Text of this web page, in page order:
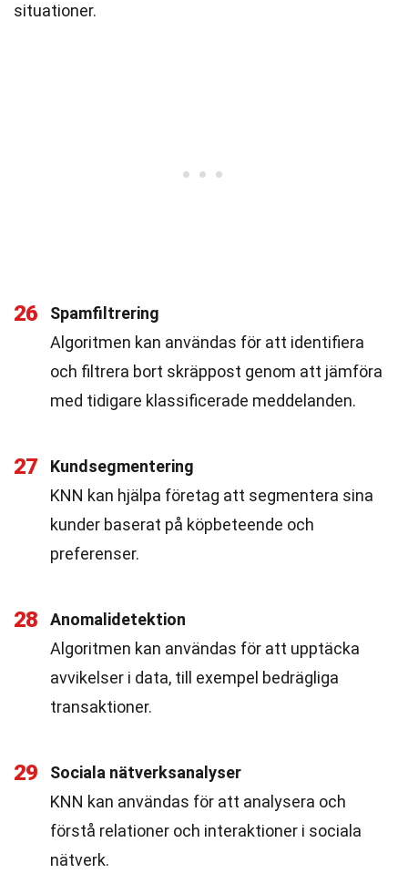
situationer.
26
Spamfiltrering
Algoritmen kan användas för att identifiera
och filtrera bort skräppost genom att jämföra
med tidigare klassificerade meddelanden.
27
Kundsegmentering
KNN kan hjälpa företag att segmentera sina
kunder baserat på köpbeteende och
preferenser.
28
Anomalidetektion
Algoritmen kan användas för att upptäcka
avvikelser i data, till exempel bedrägliga
transaktioner.
29
Sociala nätverksanalyser
KNN kan användas för att analysera och
förstå relationer och interaktioner i sociala
nätverk.